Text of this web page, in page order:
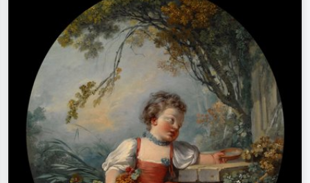
Impressionismo, onda di Hokusai,
nudo.
olio scuro, nudo in piedi vicino a un
albero.